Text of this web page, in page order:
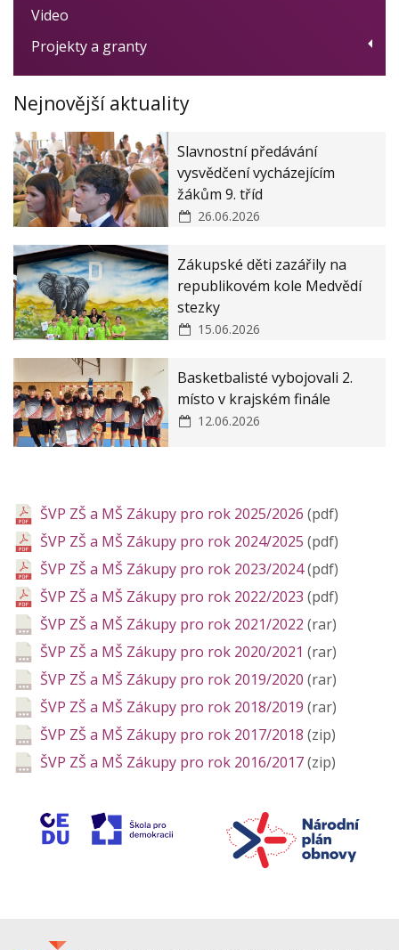
Video
Projekty a granty
Dotační program Digitalizace
Ovoce, zelenina a mléko do škol
Women for Women - obědy pro děti
Modernizace školy
ZŠ a MŠ Zákupy JAK II
Nejnovější aktuality
Slavnostní předávání
vysvědčení vycházejícím
žákům 9. tříd
26.06.2026
Zákupské děti zazářily na
republikovém kole Medvědí
stezky
15.06.2026
Basketbalisté vybojovali 2.
místo v krajském finále
12.06.2026
ŠVP ZŠ a MŠ Zákupy pro rok 2025/2026 (pdf)
ŠVP ZŠ a MŠ Zákupy pro rok 2024/2025 (pdf)
ŠVP ZŠ a MŠ Zákupy pro rok 2023/2024(pdf)
ŠVP ZŠ a MŠ Zákupy pro rok 2022/2023 (pdf)
ŠVP ZŠ a MŠ Zákupy pro rok 2021/2022 (rar)
ŠVP ZŠ a MŠ Zákupy pro rok 2020/2021 (rar)
ŠVP ZŠ a MŠ Zákupy pro rok 2019/2020 (rar)
ŠVP ZŠ a MŠ Zákupy pro rok 2018/2019 (rar)
ŠVP ZŠ a MŠ Zákupy pro rok 2017/2018 (zip)
ŠVP ZŠ a MŠ Zákupy pro rok 2016/2017(zip)